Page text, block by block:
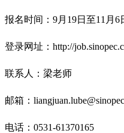
报名时间：9月19日至11月6
登录网址：http://
联系人：梁老师
邮箱：
电话：0531-61370165